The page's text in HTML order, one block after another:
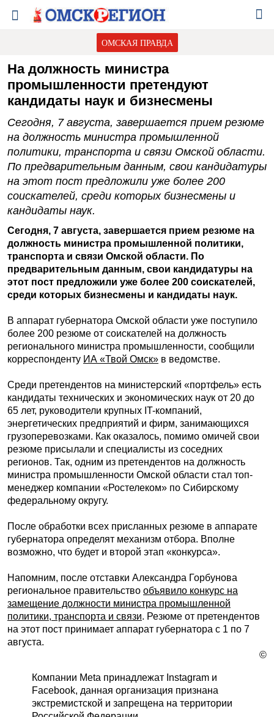
ОМСКАЯ ПРАВДА
На должность министра
промышленности претендуют
кандидаты наук и бизнесмены
Сегодня, 7 августа, завершается прием резюме
на должность министра промышленной
политики, транспорта и связи Омской области.
По предварительным данным, свои кандидатуры
на этот пост предложили уже более 200
соискателей, среди которых бизнесмены и
кандидаты наук.
Сегодня, 7 августа, завершается прием резюме на
должность министра промышленной политики,
транспорта и связи Омской области. По
предварительным данным, свои кандидатуры на
этот пост предложили уже более 200 соискателей,
среди которых бизнесмены и кандидаты наук.
В аппарат губернатора Омской области уже поступило
более 200 резюме от соискателей на должность
регионального министра промышленности, сообщили
корреспонденту ИА «Твой Омск» в ведомстве.
Среди претендентов на министерский «портфель» есть
кандидаты технических и экономических наук от 20 до
65 лет, руководители крупных IT-компаний,
энергетических предприятий и фирм, занимающихся
грузоперевозками. Как оказалось, помимо омичей свои
резюме присылали и специалисты из соседних
регионов. Так, одним из претендентов на должность
министра промышленности Омской области стал топ-
менеджер компании «Ростелеком» по Сибирскому
федеральному округу.
После обработки всех присланных резюме в аппарате
губернатора определят механизм отбора. Вполне
возможно, что будет и второй этап «конкурса».
Напомним, после отставки Александра Горбунова
региональное правительство объявило конкурс на
замещение должности министра промышленной
политики, транспорта и связи. Резюме от претендентов
на этот пост принимает аппарат губернатора с 1 по 7
августа.
©
Компании Meta принадлежат Instagram и
Facebook, данная организация признана
экстремистской и запрещена на территории